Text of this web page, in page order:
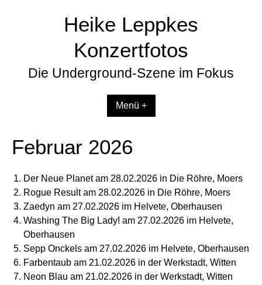
Heike Leppkes
Konzertfotos
Die Underground-Szene im Fokus
Menü +
Februar 2026
Der Neue Planet am 28.02.2026 in Die Röhre, Moers
Rogue Result am 28.02.2026 in Die Röhre, Moers
Zaedyn am 27.02.2026 im Helvete, Oberhausen
Washing The Big Lady! am 27.02.2026 im Helvete,
Oberhausen
Sepp Onckels am 27.02.2026 im Helvete, Oberhausen
Farbentaub am 21.02.2026 in der Werkstadt, Witten
Neon Blau am 21.02.2026 in der Werkstadt, Witten